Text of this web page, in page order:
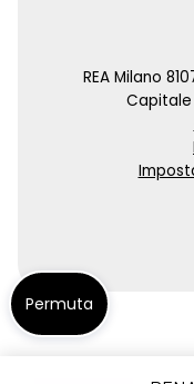
REA Milano
Permuta